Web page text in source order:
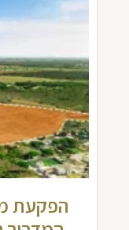
הפקעת